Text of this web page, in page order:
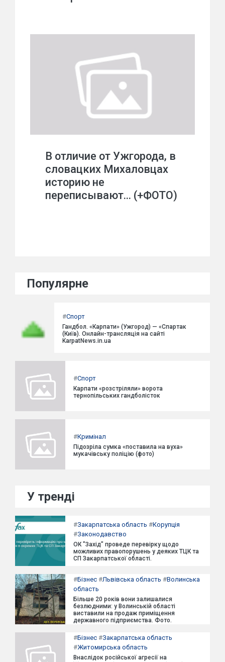
В отличие от Ужгорода, в
словацких Михаловцах
историю не
переписывают… (+ФОТО)
Популярне
#Спорт
Гандбол. «Карпати» (Ужгород) — «Спартак
(Київ). Онлайн-трансляція на сайті
KarpatNews.in.ua
#Спорт
Карпати «розстріляли» ворота
тернопільських гандболісток
#Кримінал
Підозріла сумка «поставила на вуха»
мукачівську поліцію (фото)
У тренді
#Закарпатська область #Корупція
#Законодавство
ОК "Захід" проведе перевірку щодо
можливих правопорушень у деяких ТЦК та
СП Закарпатської області.
#Бізнес #Львівська область #Волинська
область
Більше 20 років вони залишалися
безлюдними: у Волинській області
виставили на продаж приміщення
державного підприємства. Фото.
#Бізнес #Закарпатська область
#Житомирська область
Внаслідок російської агресії на